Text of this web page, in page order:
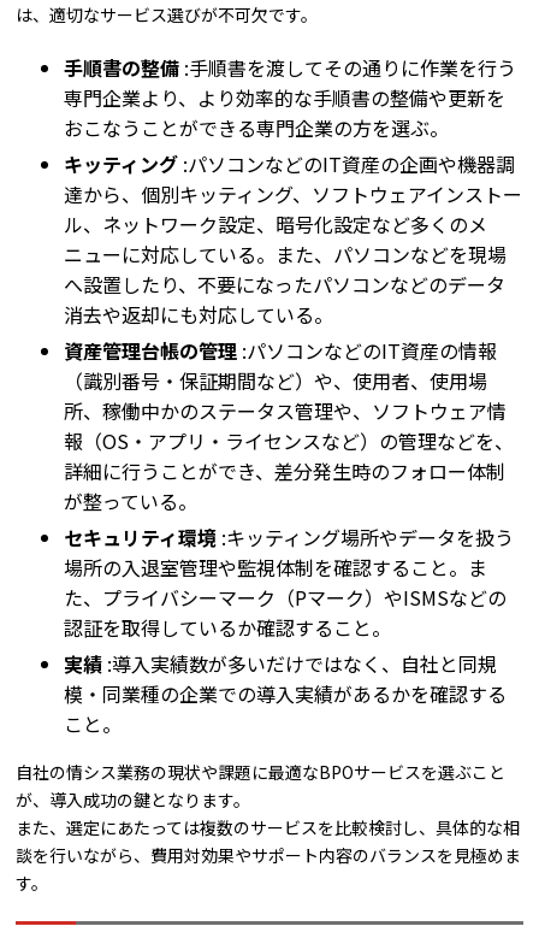
は、適切なサービス選びが不可欠です。
手順書の整備 :手順書を渡してその通りに作業を行う
専門企業より、より効率的な手順書の整備や更新を
おこなうことができる専門企業の方を選ぶ。
キッティング :パソコンなどのIT資産の企画や機器調
達から、個別キッティング、ソフトウェアインストー
ル、ネットワーク設定、暗号化設定など多くのメ
ニューに対応している。また、パソコンなどを現場
へ設置したり、不要になったパソコンなどのデータ
消去や返却にも対応している。
資産管理台帳の管理 :パソコンなどのIT資産の情報
（識別番号・保証期間など）や、使用者、使用場
所、稼働中かのステータス管理や、ソフトウェア情
報（OS・アプリ・ライセンスなど）の管理などを、
詳細に行うことができ、差分発生時のフォロー体制
が整っている。
セキュリティ環境 :キッティング場所やデータを扱う
場所の入退室管理や監視体制を確認すること。ま
た、プライバシーマーク（Pマーク）やISMSなどの
認証を取得しているか確認すること。
実績 :導入実績数が多いだけではなく、自社と同規
模・同業種の企業での導入実績があるかを確認する
こと。
自社の情シス業務の現状や課題に最適なBPOサービスを選ぶこと
が、導入成功の鍵となります。
また、選定にあたっては複数のサービスを比較検討し、具体的な相
談を行いながら、費用対効果やサポート内容のバランスを見極めま
す。